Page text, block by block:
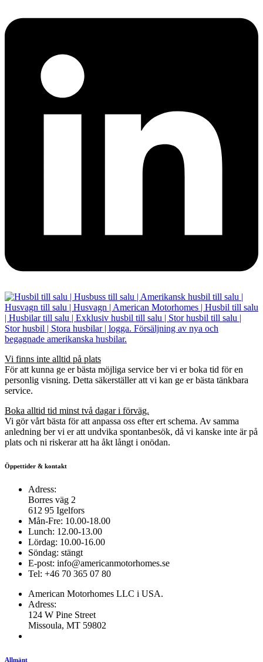
Vi finns inte alltid på plats
För att kunna ge er bästa möjliga service ber vi er boka tid för en
personlig visning. Detta säkerställer att vi kan ge er bästa tänkbara
service.
Boka alltid tid minst två dagar i förväg.
Vi gör vårt bästa för att anpassa oss efter ert schema. Av samma
anledning ber vi er att undvika spontanbesök, då vi kanske inte är på
plats och ni riskerar att ha åkt långt i onödan.
Öppettider & kontakt
Adress:
Borres väg 2
612 95 Igelfors
Mån-Fre: 10.00-18.00
Lunch: 12.00-13.00
Lördag: 10.00-16.00
Söndag: stängt
E-post: info@americanmotorhomes.se
Tel: +46 70 365 07 80
American Motorhomes LLC i USA.
Adress:
124 W Pine Street
Missoula, MT 59802
Allmänt